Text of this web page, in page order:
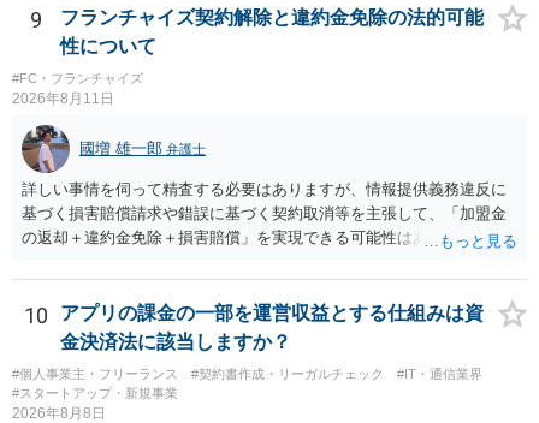
9
フランチャイズ契約解除と違約金免除の法的可能
性について
#FC・フランチャイズ
2026年8月11日
國増 雄一郎 弁護士
詳しい事情を伺って精査する必要はありますが、情報提供義務違反に
基づく損害賠償請求や錯誤に基づく契約取消等を主張して、「加盟金
の返却＋違約金免除＋損害賠償」を実現できる可能性はあると思いま
10
アプリの課金の一部を運営収益とする仕組みは資
金決済法に該当しますか？
#個人事業主・フリーランス #契約書作成・リーガルチェック
#IT・通信業界
#スタートアップ・新規事業
2026年8月8日